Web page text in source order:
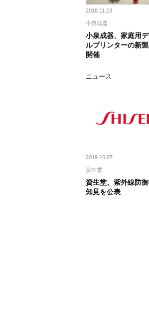
2018.11.13
小泉成器
小泉成器、家庭用
ルプリンターの新
開催
ニュース
2019.10.07
資生堂
資生堂、紫外線防
知見を公表